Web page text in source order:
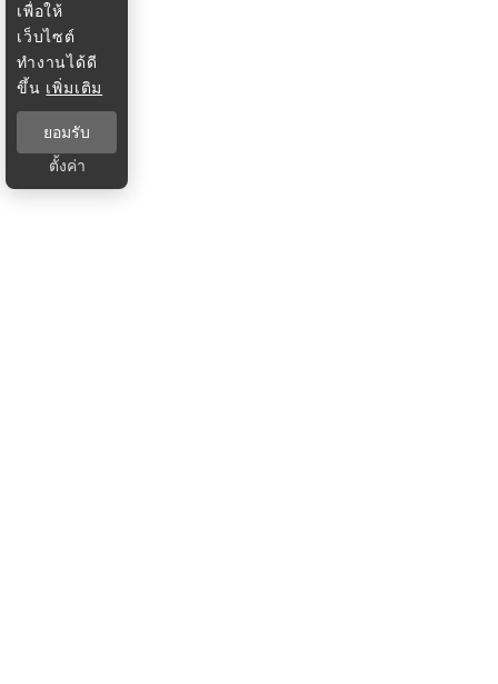
เพื่อให้
เว็บไซต์
ทำงานได้ดี
ขึ้น เพิ่มเติม
ยอมรับ
ตั้งค่า